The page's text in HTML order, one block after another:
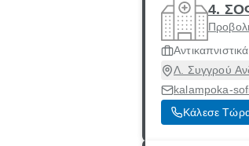
4.
Λ. Συγγρού
kalampoka-
Κάλεσε